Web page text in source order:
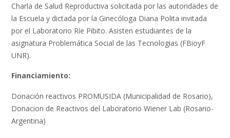
Charla de Salud Reproductiva solicitada por las autoridades de
la Escuela y dictada por la Ginecóloga Diana Polita invitada
por el Laboratorio Ríe Pibito. Asisten estudiantes de la
asignatura Problemática Social de las Tecnologias (FBioyF
UNR).
Financiamiento:
Donación reactivos PROMUSIDA (Municipalidad de Rosario),
Donacion de Reactivos del Laboratorio Wiener Lab (Rosario-
Argentina)